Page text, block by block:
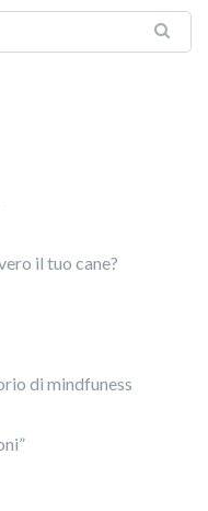
il tuo cane?
di mindfuness